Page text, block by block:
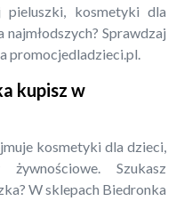
pieluszki, kosmetyki dla
Sprawdzaj
promocjedladzieci.pl.
kupisz w
kosmetyki dla dzieci,
Szukasz
W sklepach Biedronka